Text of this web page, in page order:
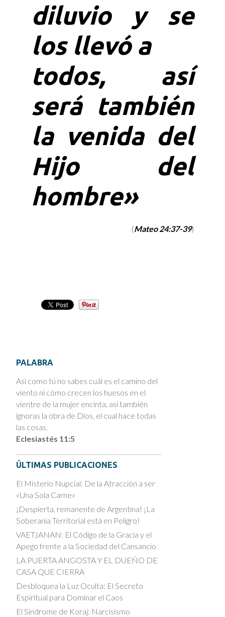
diluvio y se
los llevó a
todos, así
será también
la venida del
Hijo del
hombre»
(Mateo 24:37-39)
PALABRA
Así como tú no sabes cuál es el camino del
viento ni cómo crecen los huesos en el
vientre de la mujer encinta, así también
ignoras la obra de Dios, el cual hace todas
las cosas.
Eclesiastés 11:5
ÚLTIMAS PUBLICACIONES
El Misterio Nupcial: De la Atracción a ser
«Una Sola Carne»
¡Despierta, remanente de Argentina! ¡La
Soberanía Territorial está en Peligro!
VAETJANAN: El Código de la Gracia y el
Apego frente a la Sociedad del Cansancio
LA PUERTA ANGOSTA Y EL DUEÑO DE
CASA QUE CIERRA
Desbloquea la Luz Oculta: El Secreto
Espiritual para Dominar el Caos
El Síndrome de Koraj: Narcisismo